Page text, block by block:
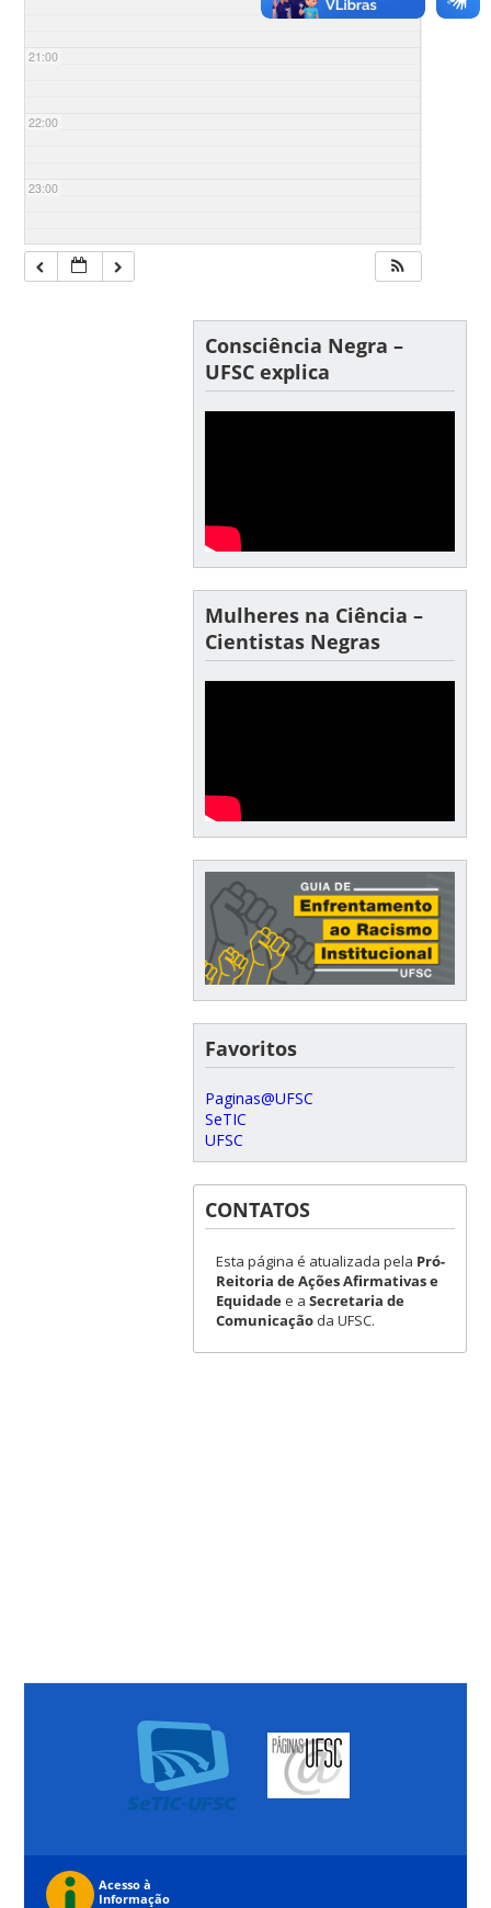
21:00
22:00
23:00
Consciência Negra –
UFSC explica
Mulheres na Ciência –
Cientistas Negras
Favoritos
Paginas@UFSC
SeTIC
UFSC
CONTATOS
Esta página é atualizada pela Pró-
Reitoria de Ações Afirmativas e
Equidadee a Secretaria de
Comunicaçãoda UFSC.